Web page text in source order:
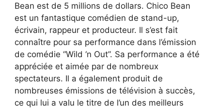
Bean est de 5 millions de dollars. Chico Bean
est un fantastique comédien de stand-up,
écrivain, rappeur et producteur. Il s’est fait
connaître pour sa performance dans l’émission
de comédie “Wild ‘n Out”. Sa performance a été
appréciée et aimée par de nombreux
spectateurs. Il a également produit de
nombreuses émissions de télévision à succès,
ce qui lui a valu le titre de l’un des meilleurs